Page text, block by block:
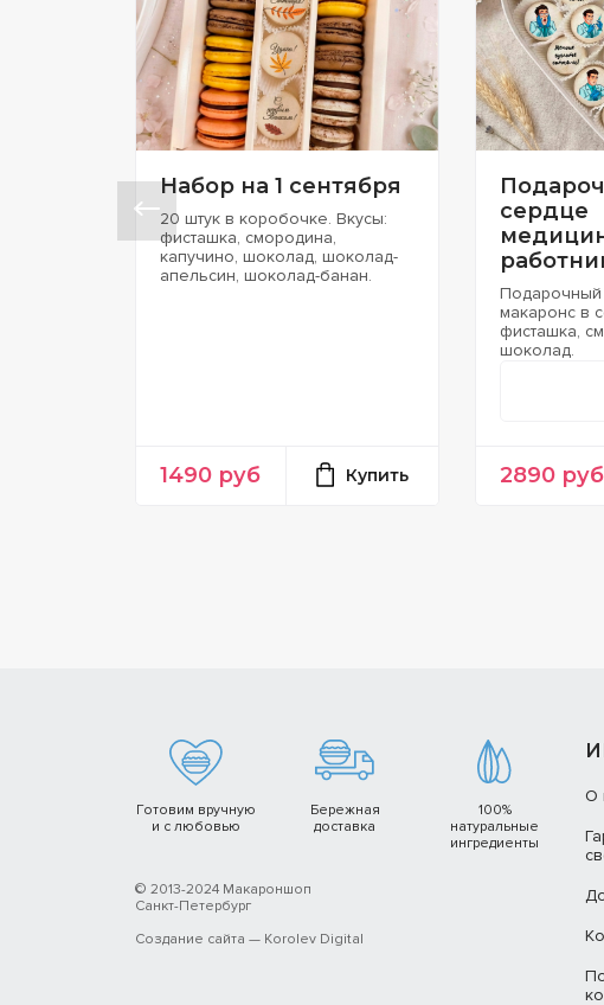
Набор на 1 сентября
20 штук в коробочке. Вкусы:
фисташка, смородина,
капучино, шоколад, шоколад-
апельсин, шоколад-банан.
1490 руб Купить
сердце
макаронс в
фисташка,
шоколад.
2890руб
О
Готовим вручную
и с любовью
Бережная
доставка
100%
натуральные
ингредиенты
© 2013-2024 Макароншоп
Санкт-Петербург
Создание сайта — Korolev Digital